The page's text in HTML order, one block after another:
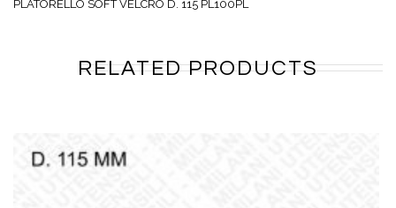
PLATORELLO SOFT VELCRO D. 115 PL100PL
RELATED PRODUCTS